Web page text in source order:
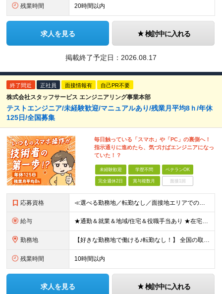
残業時間 20時間以内
求人を見る 検討中に入れる
掲載終了予定日： 2026.08.17
終了間近 正社員 面接情報有 自己PR不要
株式会社スタッフサービス エンジニアリング事業本部
テストエンジニア/未経験歓迎/マニュアルあり/残業月平均8ｈ/年休
125日/全国募集
毎日触っている「スマホ」や「PC」の裏側へ！
指示通りに進めたら、気づけばエンジニアになっ
ていた！？
未経験歓迎 学歴不問 ベテランOK
完全週休2日 賞与複数月 面接1回
応募資格 ≪選べる勤務地／転勤なし／面接地エリアでの就業率92％以上≫ ※学歴不問 ◆経験は一切問いません ◆転職回数・ブランク期間も不問 ◆面接というよりは“リラックス面談”です ≪こんな方をお待ちしてい
給与 ★通勤＆就業＆地域/住宅＆役職手当あり ★在宅勤務実績あり ★残業代は全額支給 ★選べる給与制度あり！ ■東京・神奈川・千葉・埼玉勤務の場合 月給24.5万円～55万円＋諸手当 （残業代は全額支給）
勤務地 【好きな勤務地で働ける♪転勤なし！】 全国の取引先での就業となります（沖縄を除く） ★面接地エリアでの就業率92％以上！ 『地元で働きたい』『通いやすいところで働きたい』といった希望に、業界トップ
残業時間 10時間以内
求人を見る 検討中に入れる